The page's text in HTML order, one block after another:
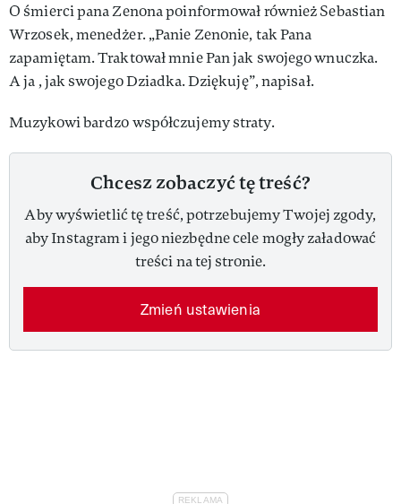
O śmierci pana Zenona poinformował również Sebastian
Wrzosek, menedżer. „Panie Zenonie, tak Pana
zapamiętam. Traktował mnie Pan jak swojego wnuczka.
A ja , jak swojego Dziadka. Dziękuję”, napisał.
Muzykowi bardzo współczujemy straty.
Chcesz zobaczyć tę treść?
Aby wyświetlić tę treść, potrzebujemy Twojej zgody,
aby Instagram i jego niezbędne cele mogły załadować
treści na tej stronie.
Zmień ustawienia